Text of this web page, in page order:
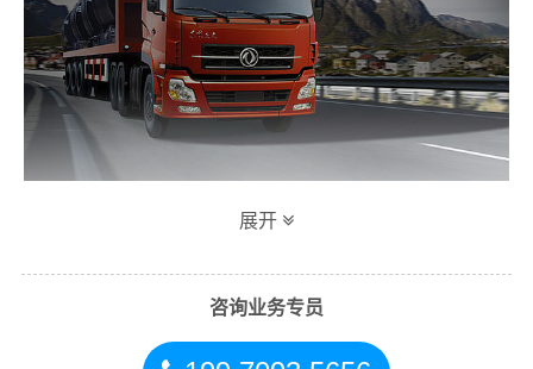
同时，为了方便广大客户从高明区物流到怀化的不同运输
时效和物流成本要求，万信特推出高明区到怀化物流
展开
咨询业务专员